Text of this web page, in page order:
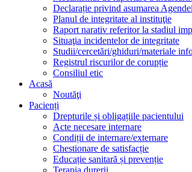
Declarație privind asumarea
Planul de integritate al instituţie
Raport narativ referitor la stadiul
Situaţia incidentelor de integritate
Studii/cercetări/ghiduri/materiale
Registrul riscurilor de corupție
Consiliul etic
Acasă
Noutăţi
Pacienți
Drepturile și obligațiile pacientului
Acte necesare internare
Condiții de internare/externare
Chestionare de satisfacție
Educație sanitară și prevenție
Terapia durerii